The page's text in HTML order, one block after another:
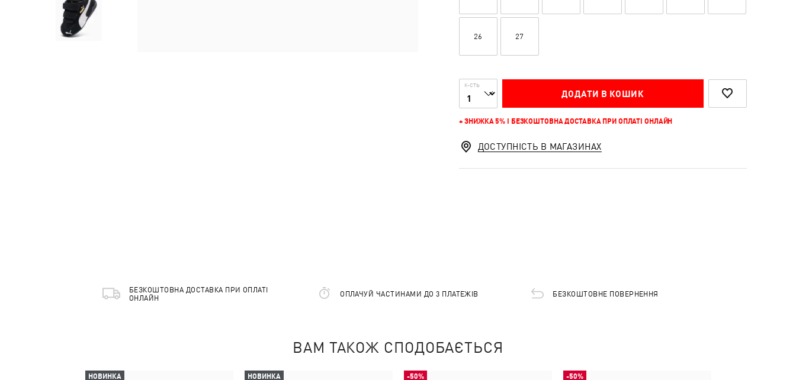
26 27
К-СТЬ
ДОДАТИ В КОШИК
+ ЗНИЖКА 5% І БЕЗКОШТОВНА ДОСТАВКА ПРИ ОПЛАТІ ОНЛАЙН
ДОСТУПНІСТЬ В МАГАЗИНАХ
БЕЗКОШТОВНА ДОСТАВКА ПРИ ОПЛАТІ
ОНЛАЙН
ОПЛАЧУЙ ЧАСТИНАМИ ДО 3 ПЛАТЕЖІВ БЕЗКОШТОВНЕ ПОВЕРНЕННЯ
ВАМ ТАКОЖ СПОДОБАЄТЬСЯ
НОВИНКА НОВИНКА -50% -50%